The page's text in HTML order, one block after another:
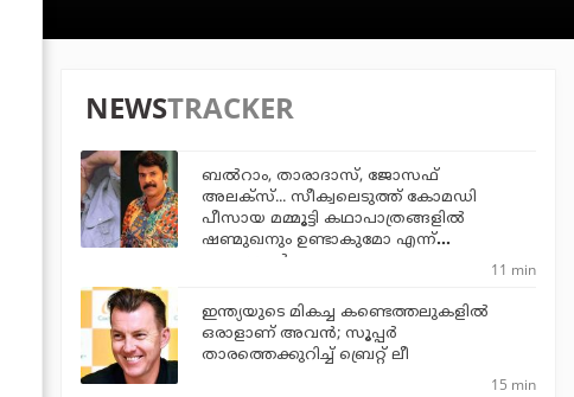
NEWSTRACKER
ബല്‍റാം, താരാദാസ്, ജോസഫ്
അലക്‌സ്... സീക്വലെടുത്ത് കോമഡി
പീസായ മമ്മൂട്ടി കഥാപാത്രങ്ങളില്‍
ഷണ്മുഖനും ഉണ്ടാകുമോ എന്ന്
ആരാധകര്‍
11 min
ഇന്ത്യയുടെ മികച്ച കണ്ടെത്തലുകളില്‍
ഒരാളാണ് അവന്‍; സൂപ്പര്‍
താരത്തെക്കുറിച്ച് ബ്രെറ്റ് ലീ
15 min